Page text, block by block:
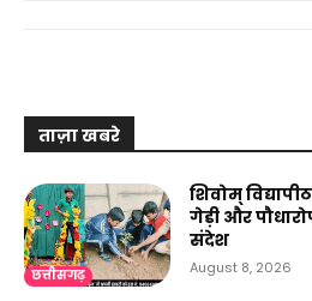
ताज़ा खबरे
छत्तीसगढ़
शिवोम्
गेड़ी और
संदेश
August 8, 2026